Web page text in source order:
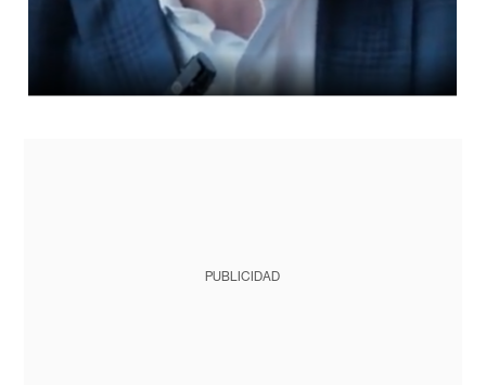
PUBLICIDAD